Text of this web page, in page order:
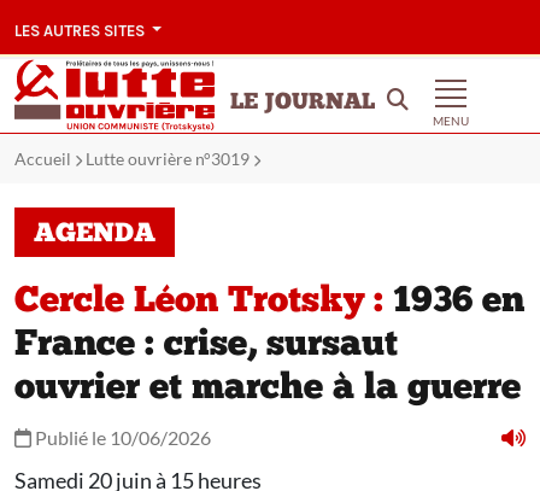
LES AUTRES SITES
LE JOURNAL
MENU
Accueil Lutte ouvrière n°3019
AGENDA
Cercle Léon Trotsky : 1936 en
France : crise, sursaut
ouvrier et marche à la guerre
Publié le 10/06/2026
Samedi 20 juin à 15 heures